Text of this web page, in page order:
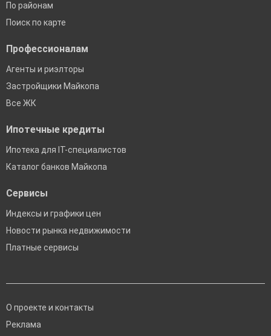
По районам
Поиск по карте
Профессионалам
Агенты и риэлторы
Застройщики Майкопа
Все ЖК
Ипотечные кредиты
Ипотека для IT-специалистов
Каталог банков Майкопа
Сервисы
Индексы и графики цен
Новости рынка недвижимости
Платные сервисы
О проекте и контакты
Реклама